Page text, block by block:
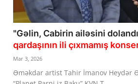
Siyasət
İqtisadiyyat
Hadisə
Dünya
"Gəlin, Cabirin ailəsini
qardaşının ili çıxmamış
Mar 3, 2026
Əməkdar artist Tahir İmanov Heydər